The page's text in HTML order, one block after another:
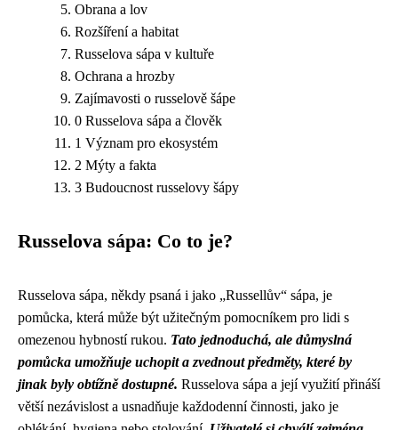
Obrana a lov
Rozšíření a habitat
Russelova sápa v kultuře
Ochrana a hrozby
Zajímavosti o russelově šápe
0 Russelova sápa a člověk
1 Význam pro ekosystém
2 Mýty a fakta
3 Budoucnost russelovy šápy
Russelova sápa: Co to je?
Russelova sápa, někdy psaná i jako „Russellův“ sápa, je
pomůcka, která může být užitečným pomocníkem pro lidi s
omezenou hybností rukou. Tato jednoduchá, ale důmyslná
pomůcka umožňuje uchopit a zvednout předměty, které by
jinak byly obtížně dostupné. Russelova sápa a její využití přináší
větší nezávislost a usnadňuje každodenní činnosti, jako je